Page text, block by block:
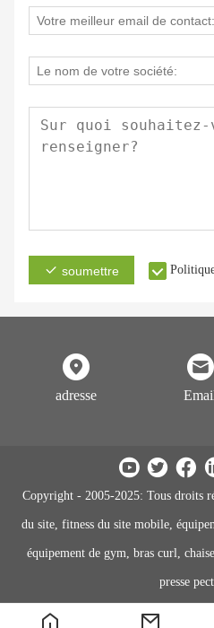
soumettre
adresse
Copyright - 2005-2025: Tous droits
du site, fitness du site mobile,
équipement de gym, bras curl,
presse